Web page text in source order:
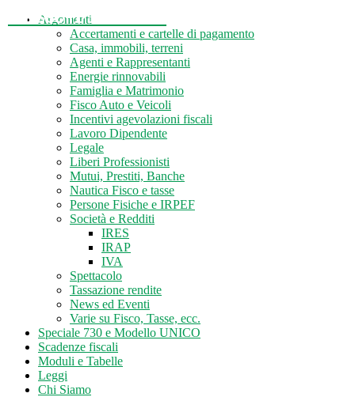
Argomenti
Accertamenti e cartelle di pagamento
Casa, immobili, terreni
Agenti e Rappresentanti
Energie rinnovabili
Famiglia e Matrimonio
Fisco Auto e Veicoli
Incentivi agevolazioni fiscali
Lavoro Dipendente
Legale
Liberi Professionisti
Mutui, Prestiti, Banche
Nautica Fisco e tasse
Persone Fisiche e IRPEF
Società e Redditi
IRES
IRAP
IVA
Spettacolo
Tassazione rendite
News ed Eventi
Varie su Fisco, Tasse, ecc.
Speciale 730 e Modello UNICO
Scadenze fiscali
Moduli e Tabelle
Leggi
Chi Siamo
Tasse-Fisco.com